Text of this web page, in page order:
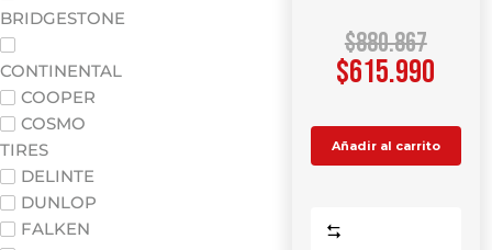
BRIDGESTONE
CONTINENTAL
COOPER
COSMO
TIRES
DELINTE
DUNLOP
FALKEN
$880.867
$615.990
Añadir al carrito